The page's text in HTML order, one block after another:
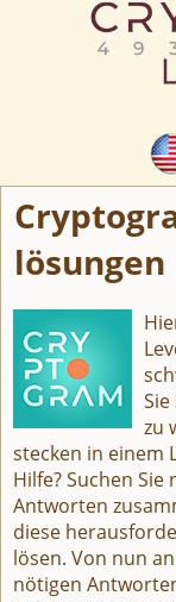
lösungen
zu
stecken in einem
Hilfe? Suchen
Antworten
diese
lösen. Von nun
nötigen